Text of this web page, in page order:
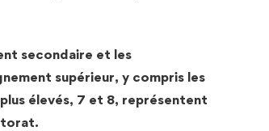
secondaire et les
supérieur, y compris les
élevés, 7 et 8, représentent